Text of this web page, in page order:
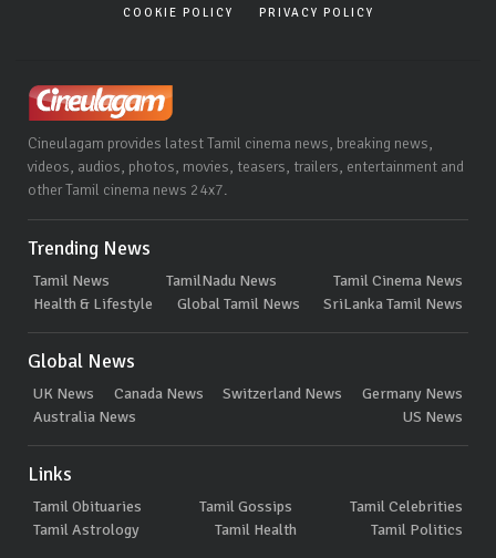
COOKIE POLICY PRIVACY POLICY
Cineulagam provides latest Tamil cinema news, breaking news,
videos, audios, photos, movies, teasers, trailers, entertainment and
other Tamil cinema news 24x7.
Trending News
Tamil News TamilNadu News
Tamil Cinema News
Health & Lifestyle
Global Tamil News SriLanka Tamil News
Global News
UK News Canada News Switzerland News
Germany News
Australia News
US News
Links
Tamil Obituaries Tamil Gossips
Tamil Celebrities
Tamil Astrology
Tamil Health Tamil Politics